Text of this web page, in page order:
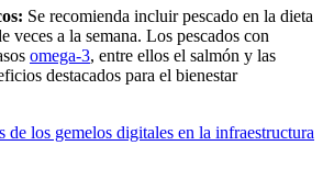
Se recomienda incluir pescado en la dieta
veces a la semana. Los pescados con
omega-3, entre ellos el salmón y las
destacados para el bienestar
de los gemelos digitales en la infraestructura